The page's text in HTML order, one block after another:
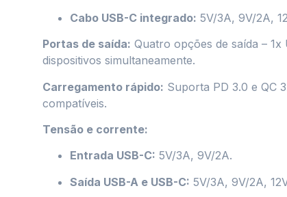
Cabo USB-C integrado: 5V/3A, 9V/2A,
Portas de saída: Quatro opções de saída –
dispositivos simultaneamente.
Carregamento rápido: Suporta PD 3.0 e QC
compatíveis.
Tensão e corrente:
Entrada USB-C: 5V/3A, 9V/2A.
Saída USB-A e USB-C: 5V/3A, 9V/2A,